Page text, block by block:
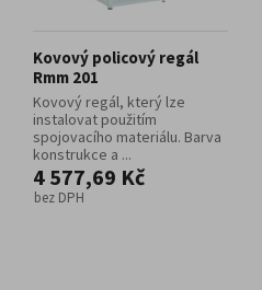
Kovový policový regál
Rmm 201
Kovový regál, který lze
instalovat použitím
spojovacího materiálu. Barva
konstrukce a ...
4 577,69 Kč
bez DPH